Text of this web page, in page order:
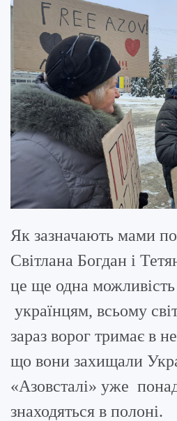
Як зазначають мами
Світлана Богдан і
це ще одна можливість
українцям, всьому
зараз ворог тримає в
що вони захищали
«Азовсталі» уже
знаходяться в полоні.